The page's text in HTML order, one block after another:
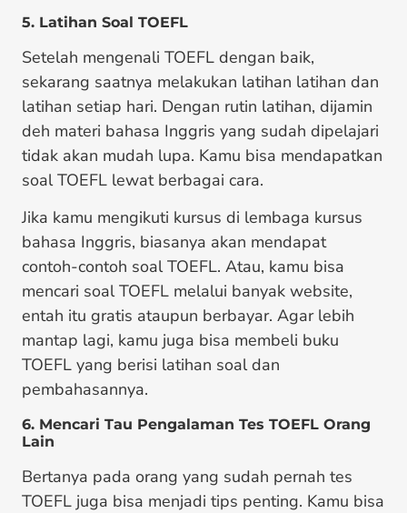
5. Latihan Soal TOEFL
Setelah mengenali TOEFL dengan baik,
sekarang saatnya melakukan latihan latihan dan
latihan setiap hari. Dengan rutin latihan, dijamin
deh materi bahasa Inggris yang sudah dipelajari
tidak akan mudah lupa. Kamu bisa mendapatkan
soal TOEFL lewat berbagai cara.
Jika kamu mengikuti kursus di lembaga kursus
bahasa Inggris, biasanya akan mendapat
contoh-contoh soal TOEFL. Atau, kamu bisa
mencari soal TOEFL melalui banyak website,
entah itu gratis ataupun berbayar. Agar lebih
mantap lagi, kamu juga bisa membeli buku
TOEFL yang berisi latihan soal dan
pembahasannya.
6. Mencari Tau Pengalaman Tes TOEFL Orang
Lain
Bertanya pada orang yang sudah pernah tes
TOEFL juga bisa menjadi tips penting. Kamu bisa